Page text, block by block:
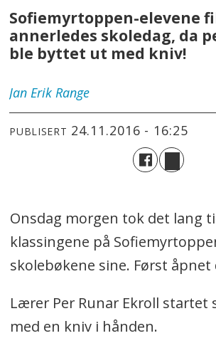
Sofiemyrtoppen-elevene
annerledes skoledag, da
ble byttet ut med kniv!
Jan Erik Range
PUBLISERT 24.11.2016 - 16:25
Onsdag morgen tok det lang
klassingene på
skolebøkene sine. Først
Lærer Per Runar Ekroll startet
med en kniv i hånden.